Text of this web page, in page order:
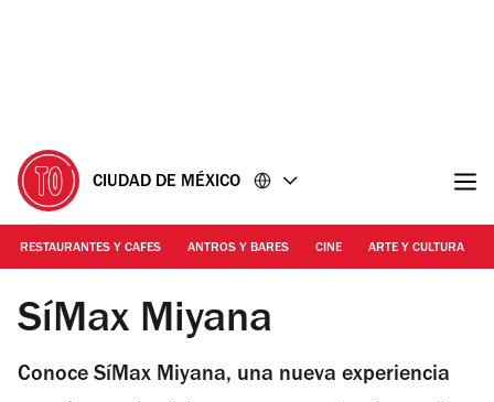
CIUDAD DE MÉXICO
RESTAURANTES Y CAFES ANTROS Y BARES CINE ARTE Y CULTURA
Foto: Cortesía Síclo
SíMax Miyana
Conoce SíMax Miyana, una nueva experiencia